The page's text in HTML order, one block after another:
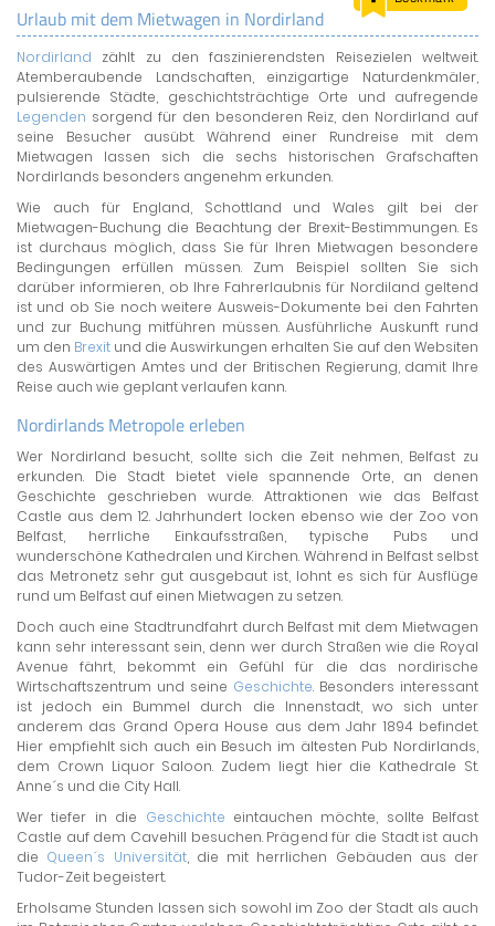
LAND & LEUTE
LERNCENTER
ENGLISCH
ENGLAND ZUHAUSE
BRITISH SHOP
Urlaub mit dem Mietwagen in Nordirland
Nordirland zählt zu den faszinierendsten Reisezielen weltweit.
Atemberaubende Landschaften, einzigartige Naturdenkmäler,
pulsierende Städte, geschichtsträchtige Orte und aufregende
Legenden sorgend für den besonderen Reiz, den Nordirland auf
seine Besucher ausübt. Während einer Rundreise mit dem
Mietwagen lassen sich die sechs historischen Grafschaften
Nordirlands besonders angenehm erkunden.
Wie auch für England, Schottland und Wales gilt bei der
Mietwagen-Buchung die Beachtung der Brexit-Bestimmungen. Es
ist durchaus möglich, dass Sie für Ihren Mietwagen besondere
Bedingungen erfüllen müssen. Zum Beispiel sollten Sie sich
darüber informieren, ob Ihre Fahrerlaubnis für Nordiland geltend
ist und ob Sie noch weitere Ausweis-Dokumente bei den Fahrten
und zur Buchung mitführen müssen. Ausführliche Auskunft rund
um den Brexit und die Auswirkungen erhalten Sie auf den Websiten
des Auswärtigen Amtes und der Britischen Regierung, damit Ihre
Reise auch wie geplant verlaufen kann.
Nordirlands Metropole erleben
Wer Nordirland besucht, sollte sich die Zeit nehmen, Belfast zu
erkunden. Die Stadt bietet viele spannende Orte, an denen
Geschichte geschrieben wurde. Attraktionen wie das Belfast
Castle aus dem 12. Jahrhundert locken ebenso wie der Zoo von
Belfast, herrliche Einkaufsstraßen, typische Pubs und
wunderschöne Kathedralen und Kirchen. Während in Belfast selbst
das Metronetz sehr gut ausgebaut ist, lohnt es sich für Ausflüge
rund um Belfast auf einen Mietwagen zu setzen.
Doch auch eine Stadtrundfahrt durch Belfast mit dem Mietwagen
kann sehr interessant sein, denn wer durch Straßen wie die Royal
Avenue fährt, bekommt ein Gefühl für die das nordirische
Wirtschaftszentrum und seine Geschichte. Besonders interessant
ist jedoch ein Bummel durch die Innenstadt, wo sich unter
anderem das Grand Opera House aus dem Jahr 1894 befindet.
Hier empfiehlt sich auch ein Besuch im ältesten Pub Nordirlands,
dem Crown Liquor Saloon. Zudem liegt hier die Kathedrale St.
Anne´s und die City Hall.
Wer tiefer in die Geschichte eintauchen möchte, sollte Belfast
Castle auf dem Cavehill besuchen. Prägend für die Stadt ist auch
die Queen´s Universität, die mit herrlichen Gebäuden aus der
Tudor-Zeit begeistert.
Erholsame Stunden lassen sich sowohl im Zoo der Stadt als auch